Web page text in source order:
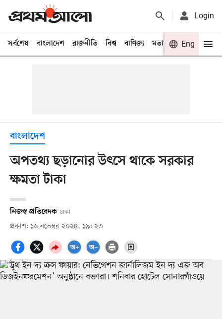
Login
সর্বশেষ বাংলাদেশ রাজনীতি বিশ্ব বাণিজ্য মতামত খেলা
Eng
বাংলাদেশ
অপতথ্য ছড়ানোর উৎসে থাকে সরকার
ক্ষমতা টাকা
নিজস্ব প্রতিবেদক ঢাকা
প্রকাশ: ১৬ নভেম্বর ২০২৪, ১৯: ২৩